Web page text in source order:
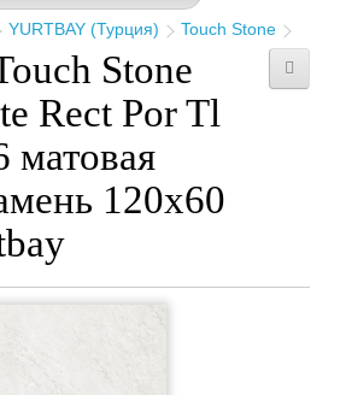
YURTBAY (Турция) Touch Stone
Stone
Rect Por Tl
матовая
120x60